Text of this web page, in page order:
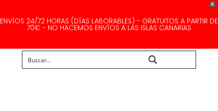
X
ENVÍOS 24/72 HORAS (DÍAS LABORABLES) - GRATUITOS A PARTIR DE
70€ - NO HACEMOS ENVÍOS A LAS ISLAS CANARIAS